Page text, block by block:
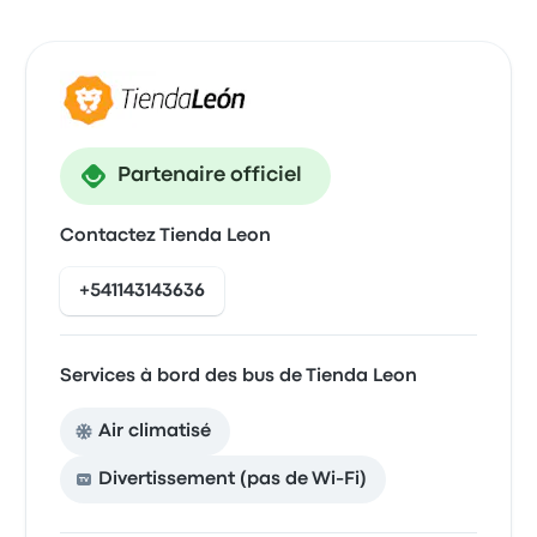
Partenaire officiel
Contactez Tienda Leon
+541143143636
Services à bord des bus de Tienda Leon
Air climatisé
Divertissement (pas de Wi-Fi)